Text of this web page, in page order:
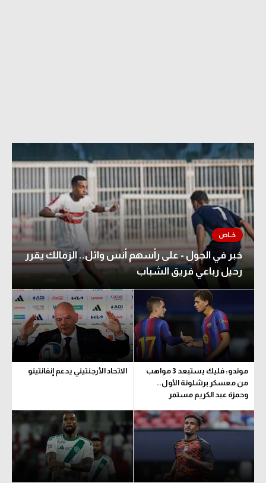
خبر في الجول - على رأسهم أنس وائل.. الزمالك يقرر
رحيل رباعي فريق الشباب
موندو: فليك يستبعد 3 مواهب
من معسكر برشلونة الأول..
وحمزة عبد الكريم مستمر
الاتحاد الأرجنتيني يدعم إنفانتينو